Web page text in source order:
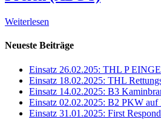
Weiterlesen
Neueste Beiträge
Einsatz 26.02.205: THL P
Einsatz 18.02.2025: THL
Einsatz 14.02.2025: B3
Einsatz 02.02.2025: B2 PKW
Einsatz 31.01.2025: First